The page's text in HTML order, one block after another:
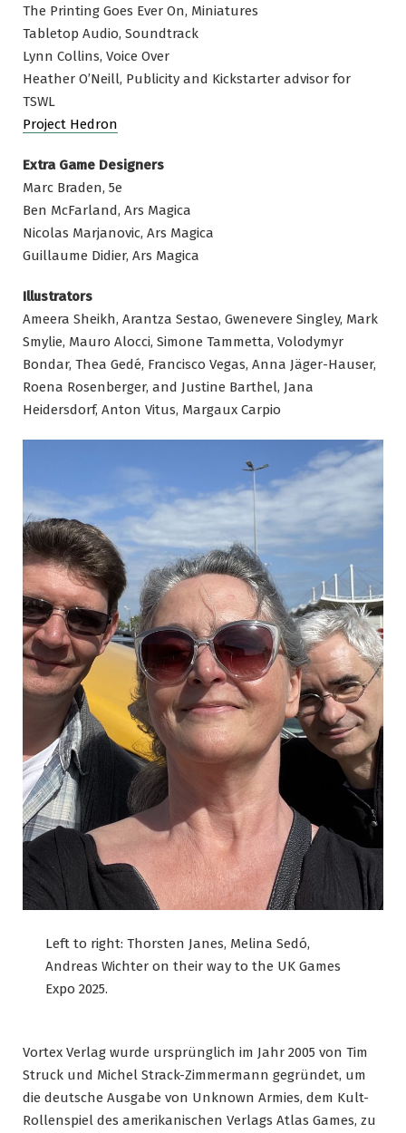
The Printing Goes Ever On, Miniatures
Tabletop Audio, Soundtrack
Lynn Collins, Voice Over
Heather O’Neill, Publicity and Kickstarter advisor for
TSWL
Project Hedron
Extra Game Designers
Marc Braden, 5e
Ben McFarland, Ars Magica
Nicolas Marjanovic, Ars Magica
Guillaume Didier, Ars Magica
Illustrators
Ameera Sheikh, Arantza Sestao, Gwenevere Singley, Mark
Smylie, Mauro Alocci, Simone Tammetta, Volodymyr
Bondar, Thea Gedé, Francisco Vegas, Anna Jäger-Hauser,
Roena Rosenberger, and Justine Barthel, Jana
Heidersdorf, Anton Vitus, Margaux Carpio
Left to right: Thorsten Janes, Melina Sedó,
Andreas Wichter on their way to the UK Games
Expo 2025.
Vortex Verlag wurde ursprünglich im Jahr 2005 von Tim
Struck und Michel Strack-Zimmermann gegründet, um
die deutsche Ausgabe von Unknown Armies, dem Kult-
Rollenspiel des amerikanischen Verlags Atlas Games, zu